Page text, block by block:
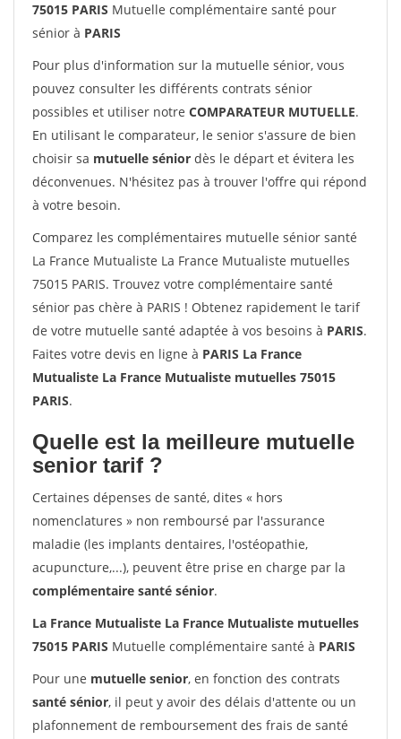
75015 PARIS Mutuelle complémentaire santé pour
sénior à PARIS
Pour plus d'information sur la mutuelle sénior, vous
pouvez consulter les différents contrats sénior
possibles et utiliser notre COMPARATEUR MUTUELLE.
En utilisant le comparateur, le senior s'assure de bien
choisir sa mutuelle sénior dès le départ et évitera les
déconvenues. N'hésitez pas à trouver l'offre qui répond
à votre besoin.
Comparez les complémentaires mutuelle sénior santé
La France Mutualiste La France Mutualiste mutuelles
75015 PARIS. Trouvez votre complémentaire santé
sénior pas chère à PARIS ! Obtenez rapidement le tarif
de votre mutuelle santé adaptée à vos besoins à PARIS.
Faites votre devis en ligne à PARIS La France
Mutualiste La France Mutualiste mutuelles 75015
PARIS.
Quelle est la meilleure mutuelle
senior tarif ?
Certaines dépenses de santé, dites « hors
nomenclatures » non remboursé par l'assurance
maladie (les implants dentaires, l'ostéopathie,
acupuncture,...), peuvent être prise en charge par la
complémentaire santé sénior.
La France Mutualiste La France Mutualiste mutuelles
75015 PARIS Mutuelle complémentaire santé à PARIS
Pour une mutuelle senior, en fonction des contrats
santé sénior, il peut y avoir des délais d'attente ou un
plafonnement de remboursement des frais de santé